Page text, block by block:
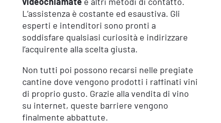
L’assistenza è costante ed esaustiva. Gli
esperti e intenditori sono pronti a
soddisfare qualsiasi curiosità e indirizzare
l’acquirente alla scelta giusta.
Non tutti poi possono recarsi nelle pregiate
cantine dove vengono prodotti i raffinati vini
di proprio gusto. Grazie alla vendita di vino
su internet, queste barriere vengono
finalmente abbattute.